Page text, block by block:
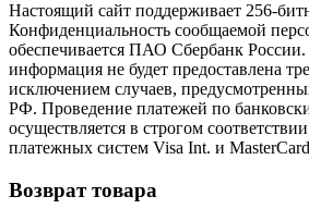
Настоящий сайт поддерживает 256-
Конфиденциальность сообщаемой
обеспечивается ПАО Сбербанк
информация не будет предоставлена
исключением случаев,
РФ. Проведение платежей по
осуществляется в строгом
платежных систем Visa Int. и
Возврат товара